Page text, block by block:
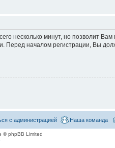
несколько минут, но позволит
началом регистрации, Вы
Наша команда
с администрацией
© phpBB Limited